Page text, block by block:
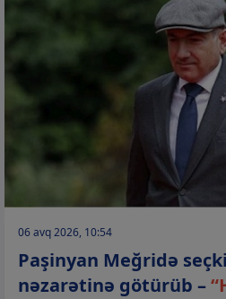
06 avq 2026, 10:54
Paşinyan Meğridə
nəzarətinə götürüb –